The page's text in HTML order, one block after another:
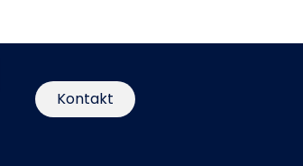
Kontakt